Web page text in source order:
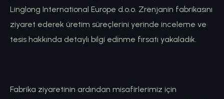
Linglong International Europe d.o.o. Zrenjanin fabrikasını
ziyaret ederek üretim süreçlerini yerinde inceleme ve
tesis hakkında detaylı bilgi edinme fırsatı yakaladık.
Fabrika ziyaretinin ardından misafirlerimiz için